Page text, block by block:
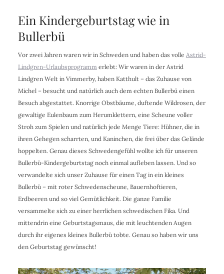
Ein Kindergeburtstag wie in
Bullerbü
Vor zwei Jahren waren wir in Schweden und haben das volle Astrid-
Lindgren-Urlaubsprogramm erlebt: Wir waren in der Astrid
Lindgren Welt in Vimmerby, haben Katthult – das Zuhause von
Michel – besucht und natürlich auch dem echten Bullerbü einen
Besuch abgestattet. Knorrige Obstbäume, duftende Wildrosen, der
gewaltige Eulenbaum zum Herumklettern, eine Scheune voller
Stroh zum Spielen und natürlich jede Menge Tiere: Hühner, die in
ihren Gehegen scharrten, und Kaninchen, die frei über das Gelände
hoppelten. Genau dieses Schwedengefühl wollte ich für unseren
Bullerbü-Kindergeburtstag noch einmal aufleben lassen. Und so
verwandelte sich unser Zuhause für einen Tag in ein kleines
Bullerbü – mit roter Schwedenscheune, Bauernhoftieren,
Erdbeeren und so viel Gemütlichkeit. Die ganze Familie
versammelte sich zu einer herrlichen schwedischen Fika. Und
mittendrin eine Geburtstagsmaus, die mit leuchtenden Augen
durch ihr eigenes kleines Bullerbü tobte. Genau so haben wir uns
den Geburtstag gewünscht!